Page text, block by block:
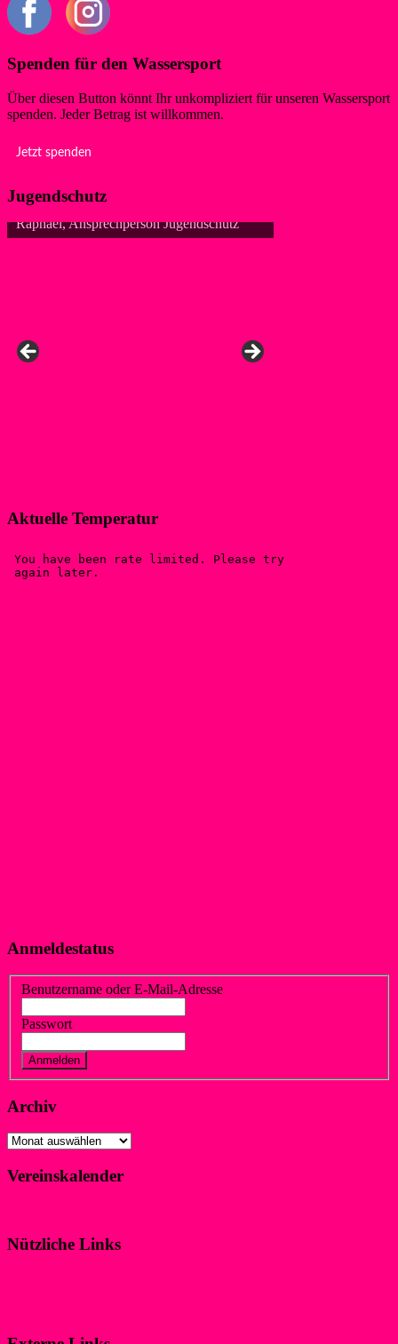
Spenden für den Wassersport
Über diesen Button könnt Ihr unkompliziert für unseren Wassersport
spenden. Jeder Betrag ist willkommen.
Jetzt spenden
Jugendschutz
Jugendschutz
Aktuelle Temperatur
Anmeldestatus
Benutzername oder E-Mail-Adresse
Passwort
Archiv
Archiv
Vereinskalender
Nützliche Links